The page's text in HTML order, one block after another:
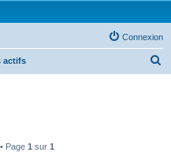
Connexion
actifs
Page 1 sur 1